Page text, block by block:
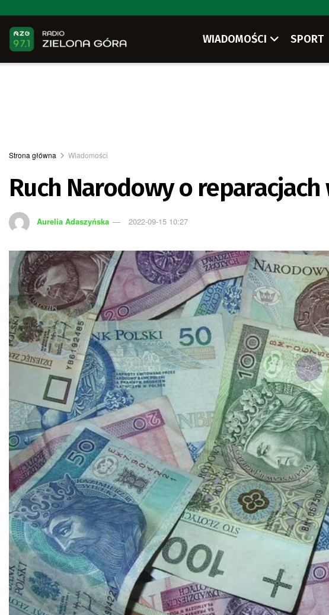
WIADOMOŚCI SPORT
Strona główna Wiadomości
Ruch Narodowy o
Aurelia Adaszyńska 2022-09-15 10:27